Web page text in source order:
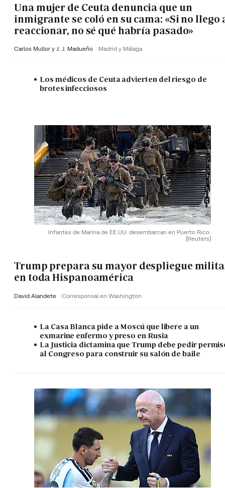
Una mujer de Ceuta denuncia que un
inmigrante se coló en su cama: «Si no llego
reaccionar, no sé qué habría pasado»
Carlos Mullor y J. J. Madueño Madrid y Málaga
Los médicos de Ceuta advierten del riesgo de
brotes infecciosos
Infantes de Marina de EE.UU. desembarcan en Puerto Rico.
(Reuters)
Trump prepara su mayor despliegue
en toda Hispanoamérica
David Alandete Corresponsal en Washington
La Casa Blanca pide a Moscú que libere a un
exmarine enfermo y preso en Rusia
La Justicia dictamina que Trump debe pedir
al Congreso para construir su salón de baile